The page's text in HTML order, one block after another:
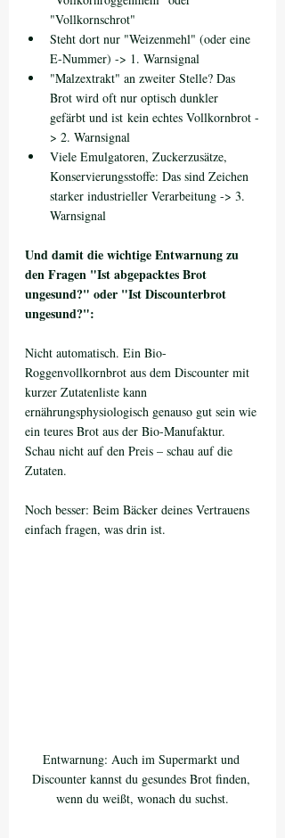
"Vollkornschrot"
Steht dort nur "Weizenmehl" (oder eine
E-Nummer) -> 1. Warnsignal
"Malzextrakt" an zweiter Stelle? Das
Brot wird oft nur optisch dunkler
gefärbt und ist kein echtes Vollkornbrot -
> 2. Warnsignal
Viele Emulgatoren, Zuckerzusätze,
Konservierungsstoffe: Das sind Zeichen
starker industrieller Verarbeitung -> 3.
Warnsignal
Und damit die wichtige Entwarnung zu
den Fragen "Ist abgepacktes Brot
ungesund?" oder "Ist Discounterbrot
ungesund?":
Nicht automatisch. Ein Bio-
Roggenvollkornbrot aus dem Discounter mit
kurzer Zutatenliste kann
ernährungsphysiologisch genauso gut sein wie
ein teures Brot aus der Bio-Manufaktur.
Schau nicht auf den Preis – schau auf die
Zutaten.
Noch besser: Beim Bäcker deines Vertrauens
einfach fragen, was drin ist.
Entwarnung: Auch im Supermarkt und
Discounter kannst du gesundes Brot finden,
wenn du weißt, wonach du suchst.